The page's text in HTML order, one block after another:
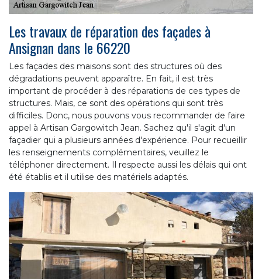
Les travaux de réparation des façades à
Ansignan dans le 66220
Les façades des maisons sont des structures où des
dégradations peuvent apparaître. En fait, il est très
important de procéder à des réparations de ces types de
structures. Mais, ce sont des opérations qui sont très
difficiles. Donc, nous pouvons vous recommander de faire
appel à Artisan Gargowitch Jean. Sachez qu'il s'agit d'un
façadier qui a plusieurs années d'expérience. Pour recueillir
les renseignements complémentaires, veuillez le
téléphoner directement. Il respecte aussi les délais qui ont
été établis et il utilise des matériels adaptés.